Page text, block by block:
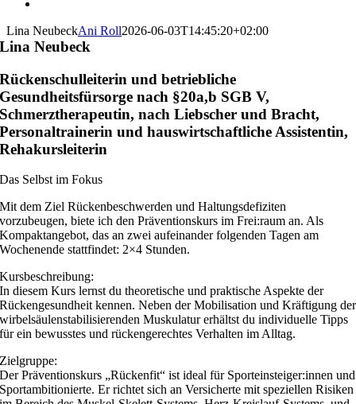
Lina NeubeckAni Roll2026-06-03T14:45:20+02:00
Lina Neubeck
Rückenschulleiterin und betriebliche
Gesundheitsfürsorge nach §20a,b SGB V,
Schmerztherapeutin, nach Liebscher und Bracht,
Personaltrainerin und hauswirtschaftliche Assistentin,
Rehakursleiterin
Das Selbst im Fokus
Mit dem Ziel Rückenbeschwerden und Haltungsdefiziten
vorzubeugen, biete ich den Präventionskurs im Frei:raum an. Als
Kompaktangebot, das an zwei aufeinander folgenden Tagen am
Wochenende stattfindet: 2×4 Stunden.
Kursbeschreibung:
In diesem Kurs lernst du theoretische und praktische Aspekte der
Rückengesundheit kennen. Neben der Mobilisation und Kräftigung der
wirbelsäulenstabilisierenden Muskulatur erhältst du individuelle Tipps
für ein bewusstes und rückengerechtes Verhalten im Alltag.
Zielgruppe:
Der Präventionskurs „Rückenfit“ ist ideal für Sporteinsteiger:innen und
Sportambitionierte. Er richtet sich an Versicherte mit speziellen Risiken